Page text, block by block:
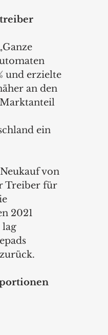
und erzielte
an den
ein
von
Treiber für
2021
lag